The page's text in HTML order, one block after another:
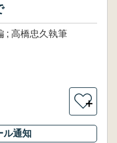
; 高橋忠久執筆
＋
ル通知